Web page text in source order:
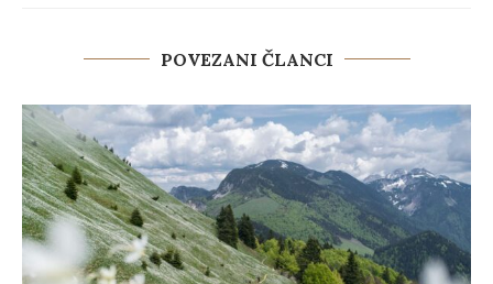
POVEZANI ČLANCI